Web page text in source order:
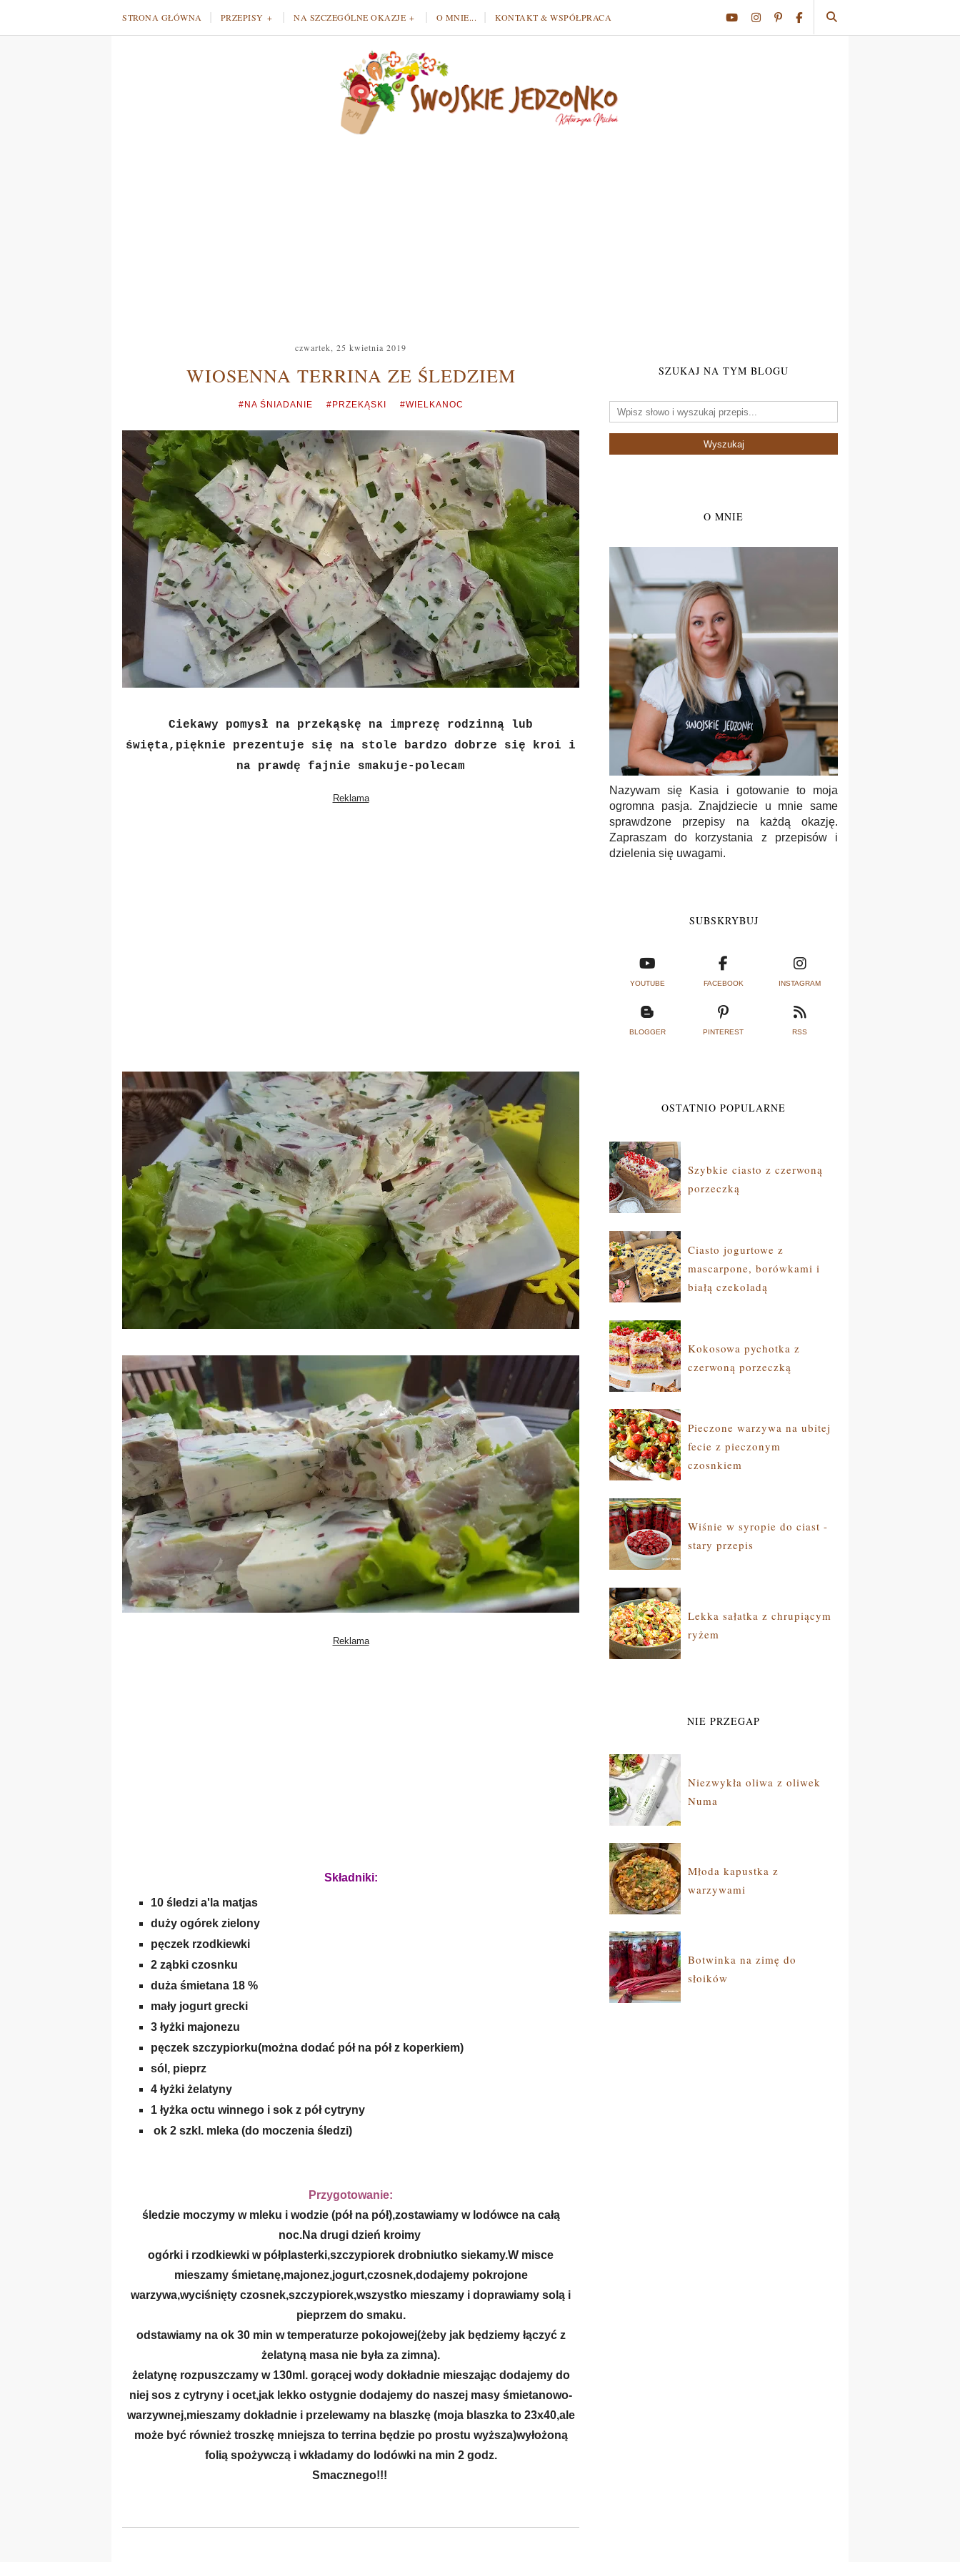
STRONA GŁÓWNA PRZEPISY NA SZCZEGÓLNE OKAZJE O MNIE... KONTAKT & WSPÓŁPRACA
czwartek, 25 kwietnia 2019
WIOSENNA TERRINA ZE ŚLEDZIEM
#NA ŚNIADANIE #PRZEKĄSKI #WIELKANOC
Ciekawy pomysł na przekąskę na imprezę rodzinną lub
święta,pięknie prezentuje się na stole bardzo dobrze się kroi i
na prawdę fajnie smakuje-polecam
Składniki:
10 śledzi a'la matjas
duży ogórek zielony
pęczek rzodkiewki
2 ząbki czosnku
duża śmietana 18 %
mały jogurt grecki
3 łyżki majonezu
pęczek szczypiorku(można dodać pół na pół z koperkiem)
sól, pieprz
4 łyżki żelatyny
1 łyżka octu winnego i sok z pół cytryny
ok 2 szkl. mleka (do moczenia śledzi)
Przygotowanie:
śledzie moczymy w mleku i wodzie (pół na pół),zostawiamy w lodówce na całą
noc.Na drugi dzień kroimy
ogórki i rzodkiewki w półplasterki,szczypiorek drobniutko siekamy.W misce
mieszamy śmietanę,majonez,jogurt,czosnek,dodajemy pokrojone
warzywa,wyciśnięty czosnek,szczypiorek,wszystko mieszamy i doprawiamy solą i
pieprzem do smaku.
odstawiamy na ok 30 min w temperaturze pokojowej(żeby jak będziemy łączyć z
żelatyną masa nie była za zimna).
żelatynę rozpuszczamy w 130ml. gorącej wody dokładnie mieszając dodajemy do
niej sos z cytryny i ocet,jak lekko ostygnie dodajemy do naszej masy śmietanowo-
warzywnej,mieszamy dokładnie i przelewamy na blaszkę (moja blaszka to 23x40,ale
może być również troszkę mniejsza to terrina będzie po prostu wyższa)wyłożoną
folią spożywczą i wkładamy do lodówki na min 2 godz.
Smacznego!!!
SZUKAJ NA TYM BLOGU
O MNIE
Nazywam się Kasia i gotowanie to moja
ogromna pasja. Znajdziecie u mnie same
sprawdzone przepisy na każdą okazję.
Zapraszam do korzystania z przepisów i
dzielenia się uwagami.
SUBSKRYBUJ
YOUTUBE FACEBOOK INSTAGRAM
BLOGGER PINTEREST RSS
OSTATNIO POPULARNE
Szybkie ciasto z czerwoną
porzeczką
Ciasto jogurtowe z
mascarpone, borówkami i
białą czekoladą
Kokosowa pychotka z
czerwoną porzeczką
Pieczone warzywa na ubitej
fecie z pieczonym
czosnkiem
Wiśnie w syropie do ciast -
stary przepis
Lekka sałatka z chrupiącym
ryżem
NIE PRZEGAP
Niezwykła oliwa z oliwek
Numa
Młoda kapustka z
warzywami
Botwinka na zimę do
słoików